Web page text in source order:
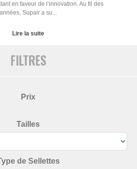
FILTRES
Prix
Tailles
de Sellettes
en faveur de l’innovation. Au fil des
années, Supair a su...
Lire la suite